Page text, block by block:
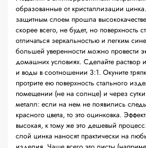
образованные от кристаллизации
защитным слоем прошла
скорее всего, не будет, но поверхность
отличаться зеркальностью и легким
большей уверенности можно провести
домашних условиях. Сделайте раствор
и воды в соотношении 3:1. Окуните
протрите ею поверхность стального
помещении (не на солнце) и через
металл: если на нем не появились
красного цвета, то это оцинковка.
высокая, к тому же это дешевый
слой цинка наносят практически на